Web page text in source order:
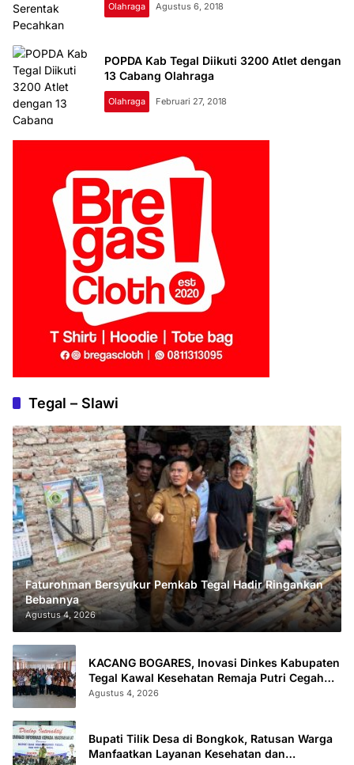
Olahraga Agustus 6, 2018
POPDA Kab Tegal Diikuti 3200 Atlet dengan
13 Cabang Olahraga
Olahraga Februari 27, 2018
Tegal – Slawi
Faturohman Bersyukur Pemkab Tegal Hadir Ringankan
Bebannya
Agustus 4, 2026
KACANG BOGARES, Inovasi Dinkes Kabupaten
Tegal Kawal Kesehatan Remaja Putri Cegah
Stunting
Agustus 4, 2026
Bupati Tilik Desa di Bongkok, Ratusan Warga
Manfaatkan Layanan Kesehatan dan